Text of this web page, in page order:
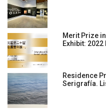
Merit Prize
Exhibit: 2022
Residence
Serigrafía.